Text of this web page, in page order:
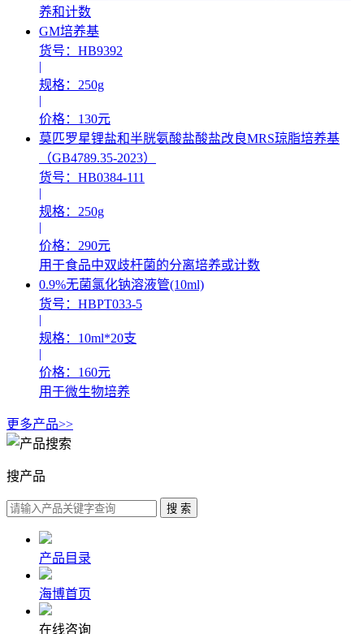
养和计数
GM培养基
货号：HB9392
|
规格：250g
|
价格：130元
莫匹罗星锂盐和半胱氨酸盐酸盐改良MRS琼脂培养基
（GB4789.35-2023）
货号：HB0384-111
|
规格：250g
|
价格：290元
用于食品中双歧杆菌的分离培养或计数
0.9%无菌氯化钠溶液管(10ml)
货号：HBPT033-5
|
规格：10ml*20支
|
价格：160元
用于微生物培养
更多产品>>
搜产品
产品目录
海博首页
在线咨询